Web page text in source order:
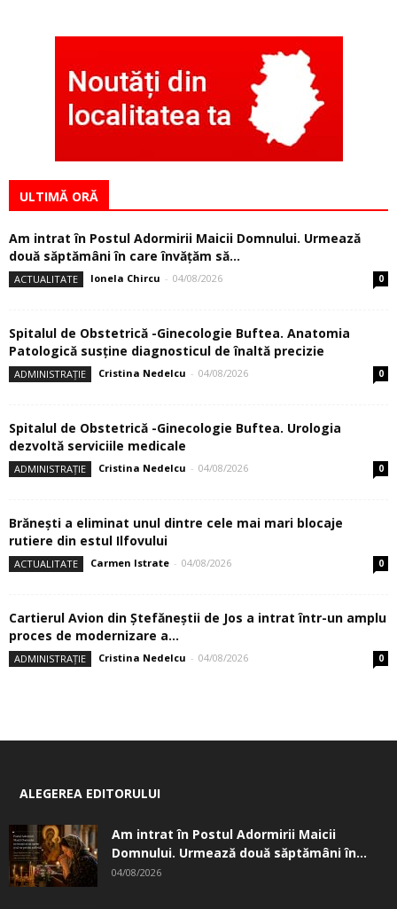
ULTIMĂ ORĂ
Am intrat în Postul Adormirii Maicii Domnului. Urmează
două săptămâni în care învăţăm să...
ACTUALITATE Ionela Chircu - 04/08/2026 0
Spitalul de Obstetrică -Ginecologie Buftea. Anatomia
Patologică susţine diagnosticul de înaltă precizie
ADMINISTRAȚIE Cristina Nedelcu - 04/08/2026 0
Spitalul de Obstetrică -Ginecologie Buftea. Urologia
dezvoltă serviciile medicale
ADMINISTRAȚIE Cristina Nedelcu - 04/08/2026 0
Brănești a eliminat unul dintre cele mai mari blocaje
rutiere din estul Ilfovului
ACTUALITATE Carmen Istrate - 04/08/2026 0
Cartierul Avion din Ştefăneştii de Jos a intrat într-un amplu
proces de modernizare a...
ADMINISTRAȚIE Cristina Nedelcu - 04/08/2026 0
ALEGEREA EDITORULUI
Am intrat în Postul Adormirii Maicii
Domnului. Urmează două săptămâni în...
04/08/2026